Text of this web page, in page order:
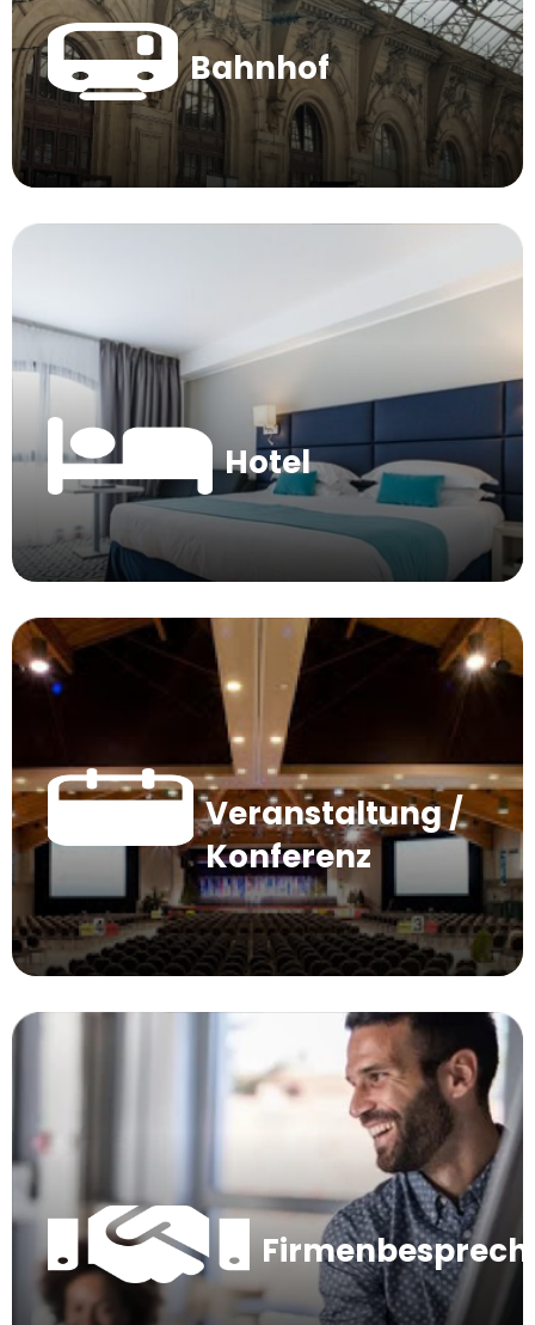
Bahnhof
Hotel
Veranstaltung /
Konferenz